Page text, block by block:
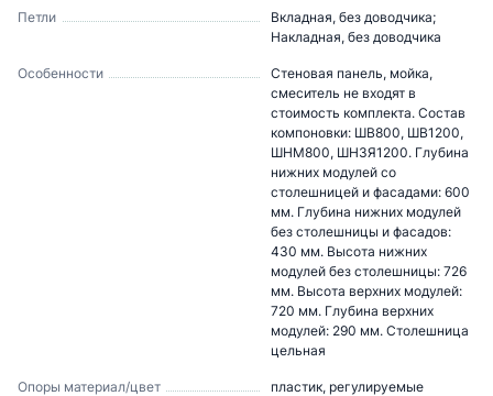
Петли
Вкладная, без доводчика;
Накладная, без доводчика
Особенности
Стеновая панель, мойка,
смеситель не входят в
стоимость комплекта. Состав
компоновки: ШВ800, ШВ1200,
ШНМ800, ШН3Я1200. Глубина
нижних модулей со
столешницей и фасадами: 600
мм. Глубина нижних модулей
без столешницы и фасадов:
430 мм. Высота нижних
модулей без столешницы: 726
мм. Высота верхних модулей:
720 мм. Глубина верхних
модулей: 290 мм. Столешница
цельная
Опоры материал/цвет пластик, регулируемые